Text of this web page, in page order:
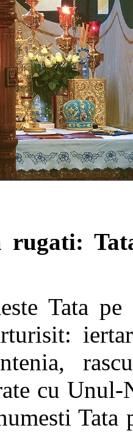
rugati:
Tata
cu
Tata